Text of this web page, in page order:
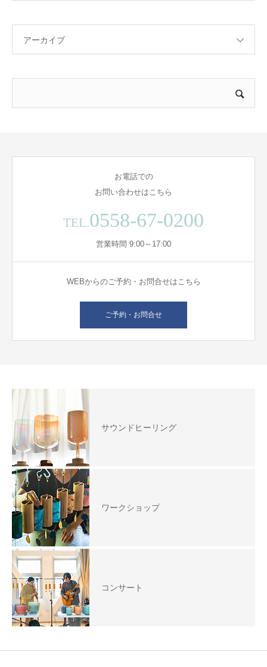
アーカイブ
お電話での
お問い合わせはこちら
TEL.0558-67-0200
営業時間 9:00～17:00
WEBからのご予約・お問合せはこちら
ご予約・お問合せ
サウンドヒーリング
ワークショップ
コンサート